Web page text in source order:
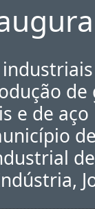
de
e de